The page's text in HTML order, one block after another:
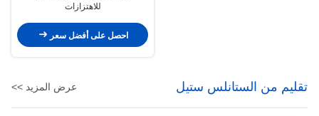
للاهتزازات
احصل على أفضل سعر
تقليم من الستانلس ستيل عرض المزيد >>